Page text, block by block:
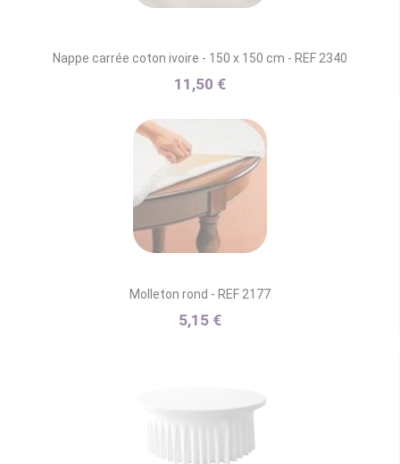
Nappe carrée coton ivoire - 150 x 150 cm - REF 2340
11,50 €
Molleton rond - REF 2177
5,15 €